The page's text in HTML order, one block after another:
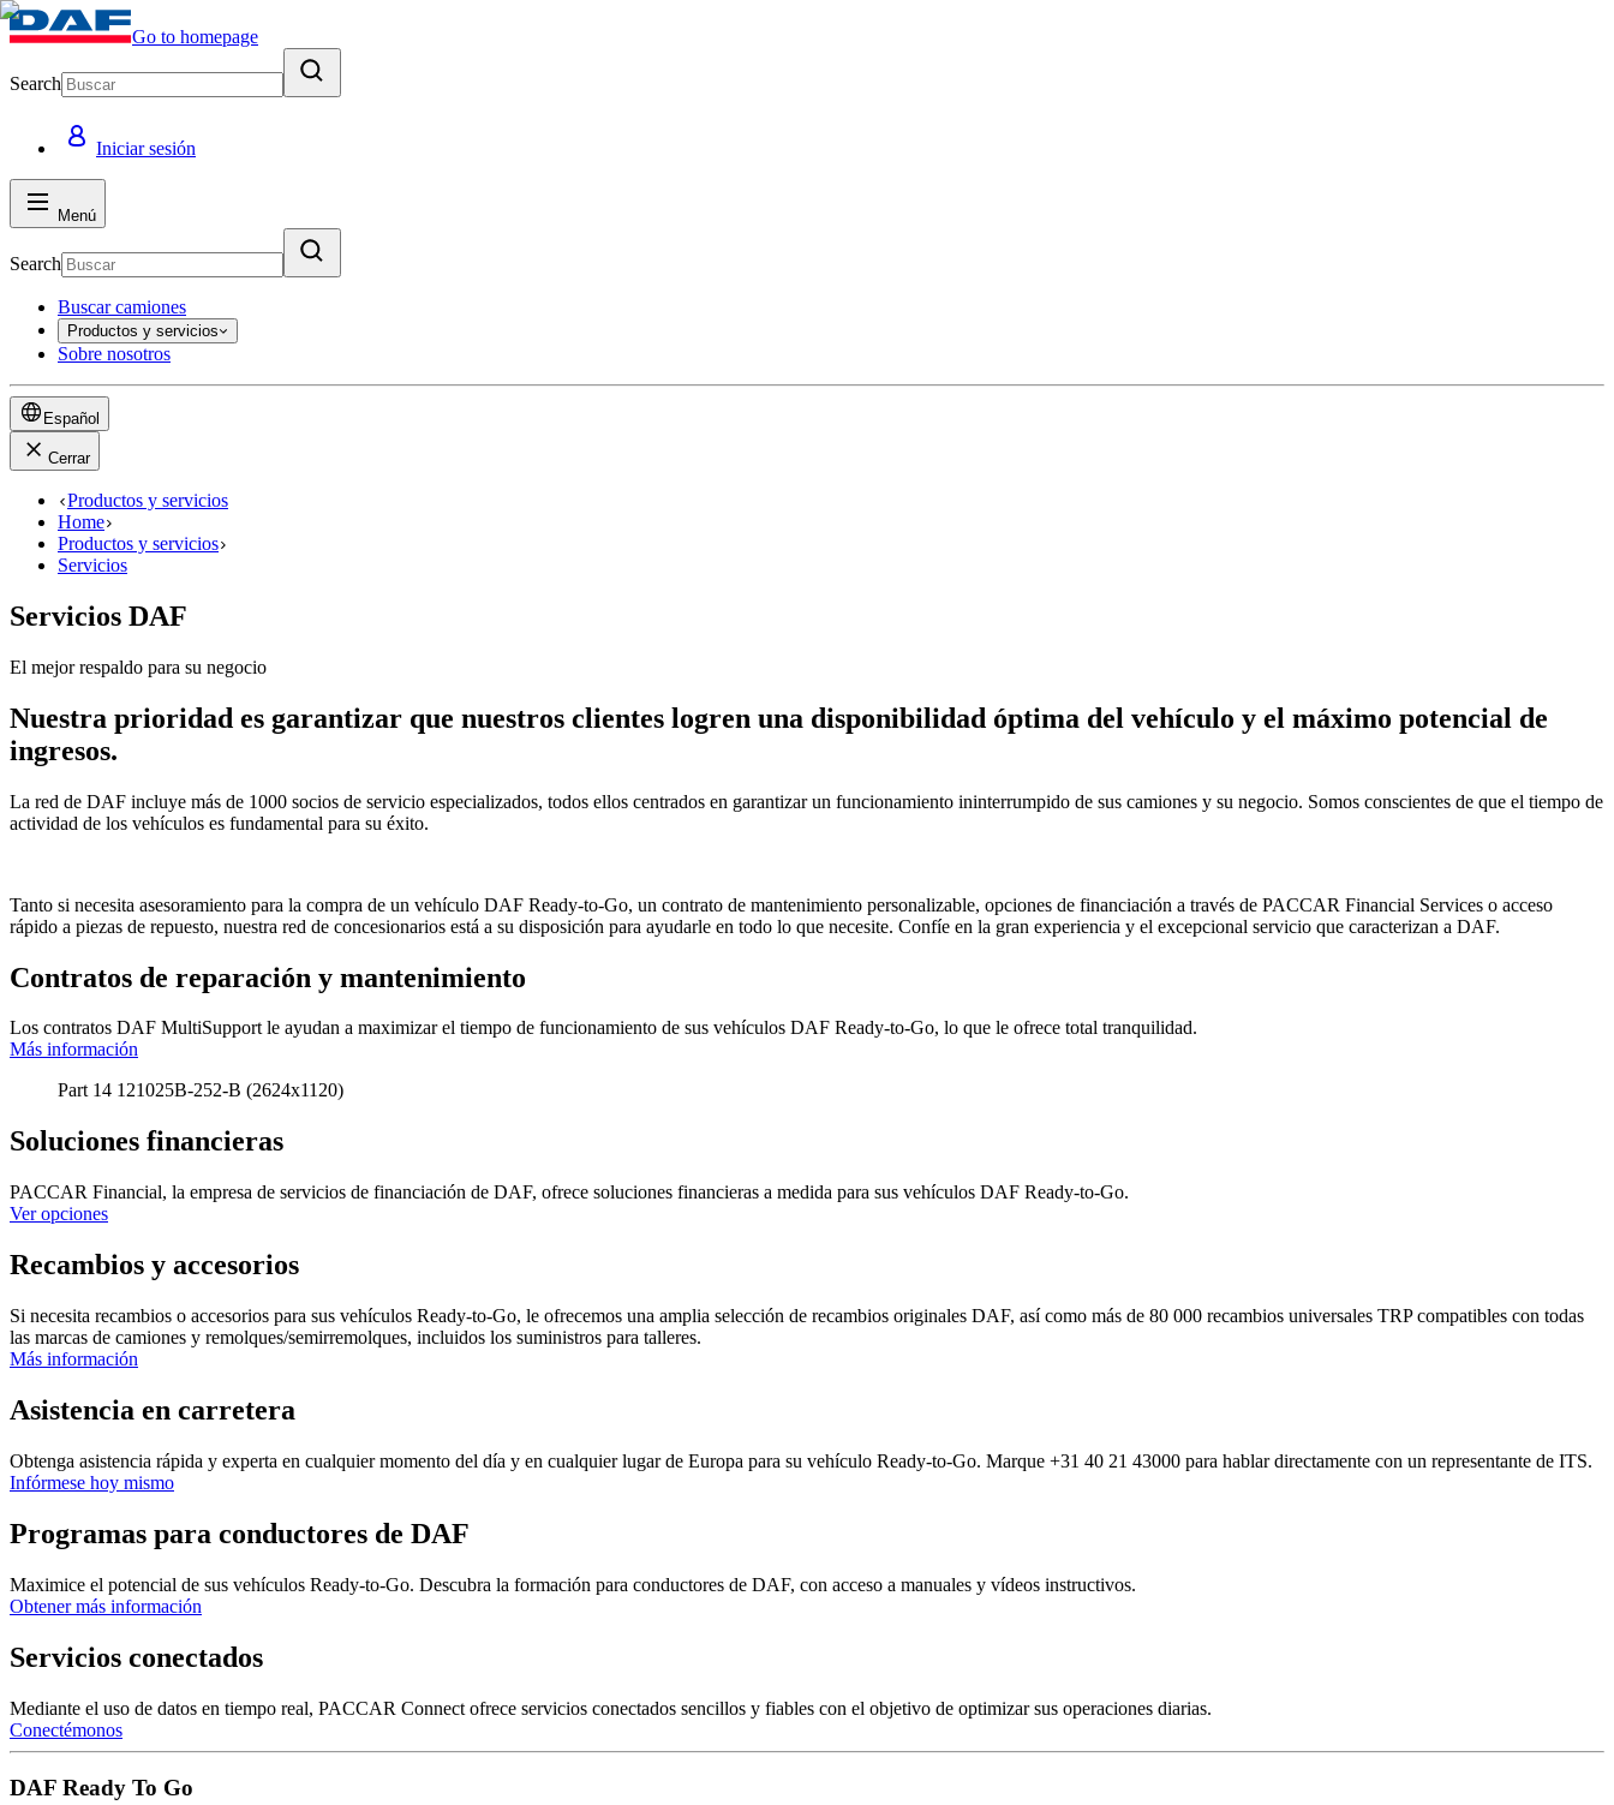
Go to homepage
Search
Iniciar sesión
Menú
Search
Buscar camiones
Productos y servicios
Sobre nosotros
Español
Cerrar
Productos y servicios
Home
Productos y servicios
Servicios
Servicios DAF
El mejor respaldo para su negocio
Nuestra prioridad es garantizar que nuestros clientes logren una disponibilidad óptima del vehículo y el máximo potencial de
ingresos.
La red de DAF incluye más de 1000 socios de servicio especializados, todos ellos centrados en garantizar un funcionamiento ininterrumpido de sus camiones y su negocio. Somos conscientes de que el tiempo de
actividad de los vehículos es fundamental para su éxito.
Tanto si necesita asesoramiento para la compra de un vehículo DAF Ready-to-Go, un contrato de mantenimiento personalizable, opciones de financiación a través de PACCAR Financial Services o acceso
rápido a piezas de repuesto, nuestra red de concesionarios está a su disposición para ayudarle en todo lo que necesite. Confíe en la gran experiencia y el excepcional servicio que caracterizan a DAF.
Contratos de reparación y mantenimiento
Los contratos DAF MultiSupport le ayudan a maximizar el tiempo de funcionamiento de sus vehículos DAF Ready-to-Go, lo que le ofrece total tranquilidad.
Más información
Part 14 121025B-252-B (2624x1120)
Soluciones financieras
PACCAR Financial, la empresa de servicios de financiación de DAF, ofrece soluciones financieras a medida para sus vehículos DAF Ready-to-Go.
Ver opciones
Recambios y accesorios
Si necesita recambios o accesorios para sus vehículos Ready-to-Go, le ofrecemos una amplia selección de recambios originales DAF, así como más de 80 000 recambios universales TRP compatibles con todas
las marcas de camiones y remolques/semirremolques, incluidos los suministros para talleres.
Más información
Asistencia en carretera
Obtenga asistencia rápida y experta en cualquier momento del día y en cualquier lugar de Europa para su vehículo Ready-to-Go. Marque +31 40 21 43000 para hablar directamente con un representante de ITS.
Infórmese hoy mismo
Programas para conductores de DAF
Maximice el potencial de sus vehículos Ready-to-Go. Descubra la formación para conductores de DAF, con acceso a manuales y vídeos instructivos.
Obtener más información
Servicios conectados
Mediante el uso de datos en tiempo real, PACCAR Connect ofrece servicios conectados sencillos y fiables con el objetivo de optimizar sus operaciones diarias.
Conectémonos
DAF Ready To Go